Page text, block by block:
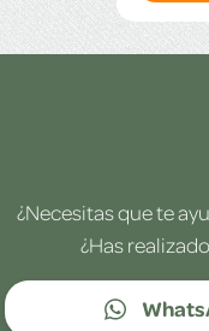
¿Necesitas que te
¿Has